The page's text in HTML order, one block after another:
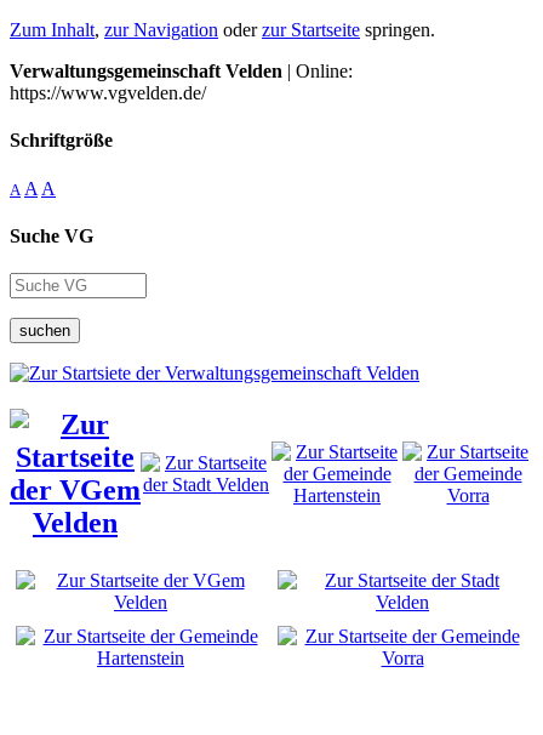
Zum Inhalt, zur Navigation oderzur Startseite springen.
Verwaltungsgemeinschaft Velden | Online:
https://www.vgvelden.de/
Schriftgröße
A A A
Suche VG
suchen